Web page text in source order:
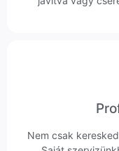
Nem csak